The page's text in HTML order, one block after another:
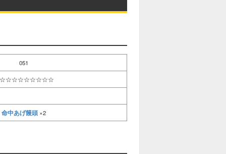
051
命中あげ饅頭×2